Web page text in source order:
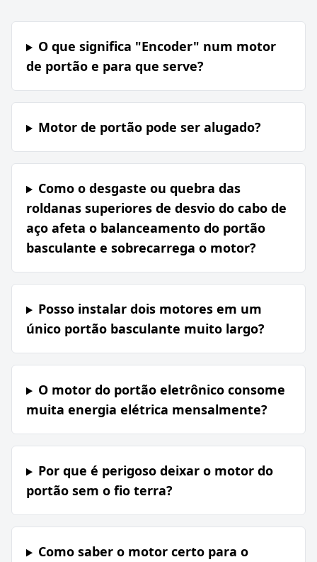
O que significa "Encoder" num motor
de portão e para que serve?
Motor de portão pode ser alugado?
Como o desgaste ou quebra das
roldanas superiores de desvio do cabo de
aço afeta o balanceamento do portão
basculante e sobrecarrega o motor?
Posso instalar dois motores em um
único portão basculante muito largo?
O motor do portão eletrônico consome
muita energia elétrica mensalmente?
Por que é perigoso deixar o motor do
portão sem o fio terra?
Como saber o motor certo para o